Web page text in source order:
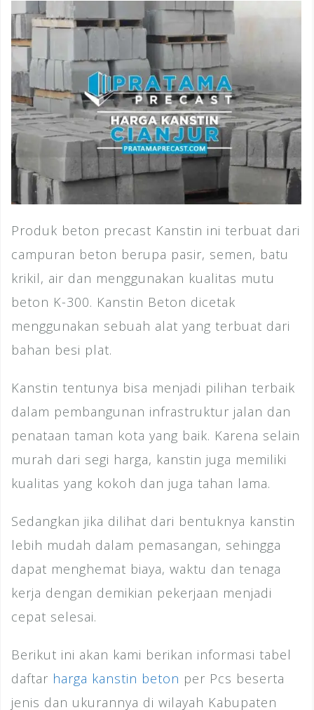
Produk beton precast Kanstin ini terbuat dari
campuran beton berupa pasir, semen, batu
krikil, air dan menggunakan kualitas mutu
beton K-300. Kanstin Beton dicetak
menggunakan sebuah alat yang terbuat dari
bahan besi plat.
Kanstin tentunya bisa menjadi pilihan terbaik
dalam pembangunan infrastruktur jalan dan
penataan taman kota yang baik. Karena selain
murah dari segi harga, kanstin juga memiliki
kualitas yang kokoh dan juga tahan lama.
Sedangkan jika dilihat dari bentuknya kanstin
lebih mudah dalam pemasangan, sehingga
dapat menghemat biaya, waktu dan tenaga
kerja dengan demikian pekerjaan menjadi
cepat selesai.
Berikut ini akan kami berikan informasi tabel
daftar harga kanstin beton per Pcs beserta
jenis dan ukurannya di wilayah Kabupaten